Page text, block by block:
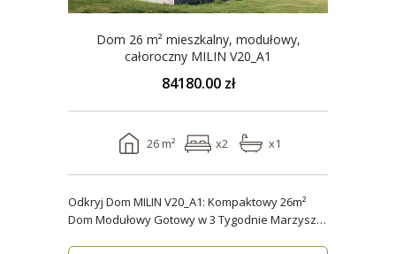
Dom 26 m² mieszkalny, modułowy,
całoroczny MILIN V20_A1
84180.00 zł
26 m² x2 x1
Odkryj Dom MILIN V20_A1: Kompaktowy 26m²
Dom Modułowy Gotowy w 3 Tygodnie Marzysz o